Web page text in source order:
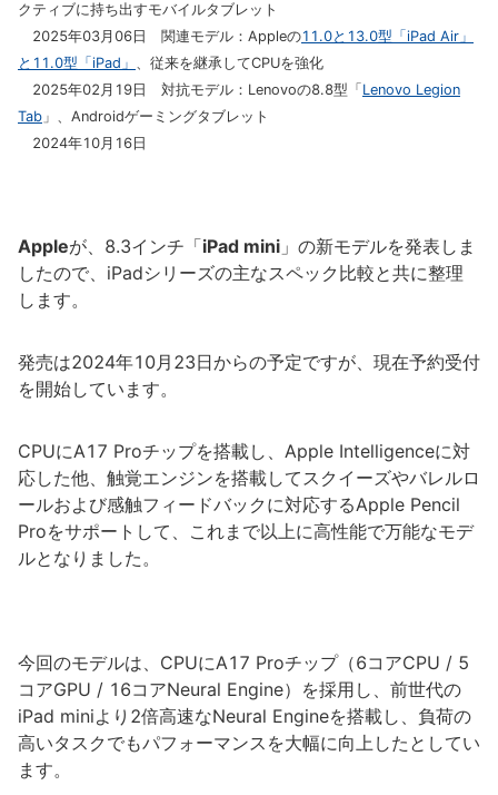
クティブに持ち出すモバイルタブレット
2025年03月06日 関連モデル：Appleの11.0と13.0型「iPad Air」
と11.0型「iPad」 、従来を継承してCPUを強化
2025年02月19日 対抗モデル：Lenovoの8.8型「 Lenovo Legion
Tab 」、Androidゲーミングタブレット
2024年10月16日
Appleが、8.3インチ「iPad mini 」の新モデルを発表しま
したので、iPadシリーズの主なスペック比較と共に整理
します。
発売は2024年10月23日からの予定ですが、現在予約受付
を開始しています。
CPUにA17 Proチップを搭載し、Apple Intelligenceに対
応した他、触覚エンジンを搭載してスクイーズやバレルロ
ールおよび感触フィードバックに対応するApple Pencil
Proをサポートして、これまで以上に高性能で万能なモデ
ルとなりました。
今回のモデルは、CPUにA17 Proチップ（6コアCPU / 5
コアGPU / 16コアNeural Engine）を採用し、前世代の
iPad miniより2倍高速なNeural Engineを搭載し、負荷の
高いタスクでもパフォーマンスを大幅に向上したとしてい
ます。